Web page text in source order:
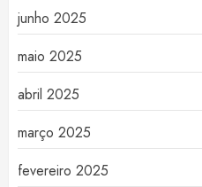
junho 2025
maio 2025
abril 2025
março 2025
fevereiro 2025